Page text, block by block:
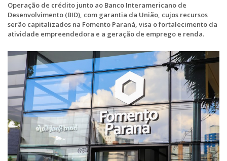
Operação de crédito junto ao Banco Interamericano de
Desenvolvimento (BID), com garantia da União, cujos recursos
serão capitalizados na Fomento Paraná, visa o fortalecimento da
atividade empreendedora e a geração de emprego e renda.